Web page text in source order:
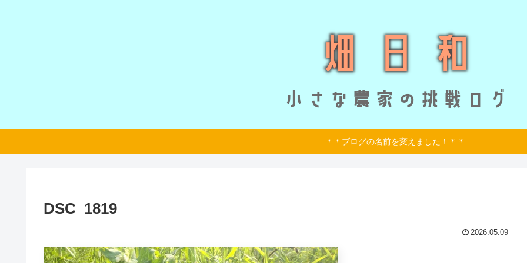
＊＊ブログの名前を変えました！＊＊
DSC_1819
2026.05.09